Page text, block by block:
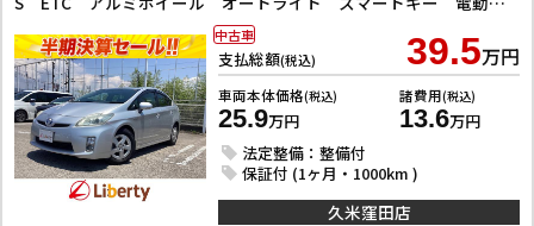
支払総額(税込) 39.5万円
車両本体価格(税込)
25.9万円
諸費用(税込)
13.6万円
法定整備：整備付
保証付 (1ヶ月・1000km )
中古車
久米窪田店